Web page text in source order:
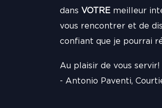
dans VOTRE meilleur
vous rencontrer et de
confiant que je pourrai
Au plaisir de vous servir!
- Antonio Paventi,